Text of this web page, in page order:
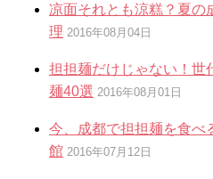
凉面それとも涼糕？夏の
理 2016年08月04日
担担麺だけじゃない！世
麺40選 2016年08月01日
今、成都で担担麺を食べ
館 2016年07月12日